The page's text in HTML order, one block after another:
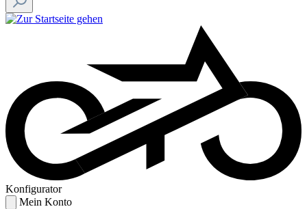
Konfigurator
Mein Konto